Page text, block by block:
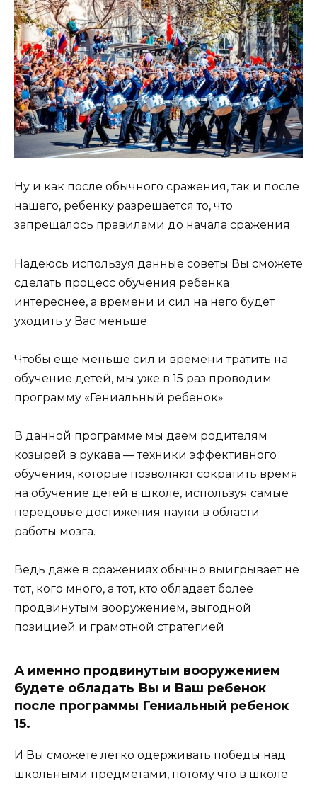
Ну и как после обычного сражения, так и после
нашего, ребенку разрешается то, что
запрещалось правилами до начала сражения
Надеюсь используя данные советы Вы сможете
сделать процесс обучения ребенка
интереснее, а времени и сил на него будет
уходить у Вас меньше
Чтобы еще меньше сил и времени тратить на
обучение детей, мы уже в 15 раз проводим
программу «Гениальный ребенок»
В данной программе мы даем родителям
козырей в рукава — техники эффективного
обучения, которые позволяют сократить время
на обучение детей в школе, используя самые
передовые достижения науки в области
работы мозга.
Ведь даже в сражениях обычно выигрывает не
тот, кого много, а тот, кто обладает более
продвинутым вооружением, выгодной
позицией и грамотной стратегией
А именно продвинутым вооружением
будете обладать Вы и Ваш ребенок
после программы Гениальный ребенок
15.
И Вы сможете легко одерживать победы над
школьными предметами, потому что в школе